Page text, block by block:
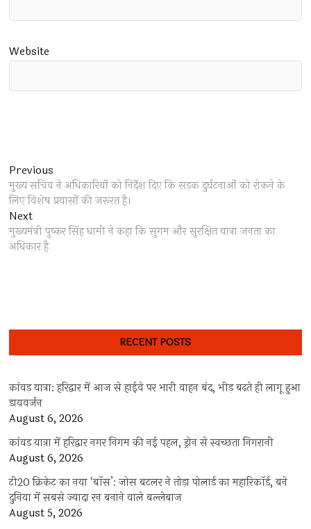
Website
Post
navigation
Previous
post:
मुख्य सचिव ने अधिकारियों को निर्देश दिए कि सड़क दुर्घटनाओं को रोकने के
लिए विशेष प्रयासों की जरूरत है।
NextNext
post:
मुख्यमंत्री पुष्कर सिंह धामी ने कहा कि सुगम और सुरक्षित यात्रा जनता का
अधिकार है
RECENT POSTS
कांवड़ यात्रा: हरिद्वार में आज से हाईवे पर भारी वाहन बंद, भीड़ बढ़ते ही लागू हुआ
डायवर्जन
August 6, 2026
कांवड़ यात्रा में हरिद्वार नगर निगम की नई पहल, ड्रोन से स्वच्छता निगरानी
August 6, 2026
टी20 क्रिकेट का नया ‘बॉस’: जोस बटलर ने तोड़ा पोलार्ड का महारिकॉर्ड, बने
दुनिया में सबसे ज्यादा रन बनाने वाले बल्लेबाज
August 5, 2026